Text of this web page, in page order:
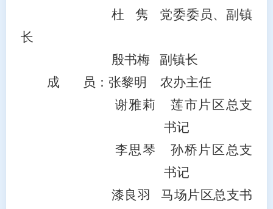
杜
隽 党委委员、副镇
长
殷书梅
副镇长
成
员： 张黎明 农办主任
谢雅莉
莲市片区总支
书记
李思琴
孙桥 片区总支
书记
漆良羽
马场片区总支书